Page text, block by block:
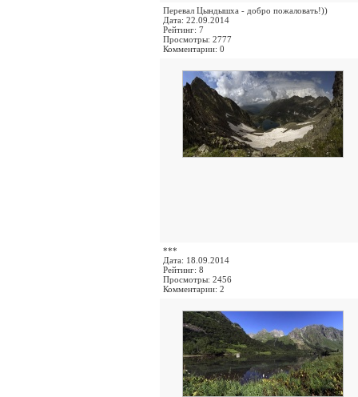
Перевал Цындышха - добро пожаловать!))
Дата: 22.09.2014
Рейтинг: 7
Просмотры: 2777
Комментарии: 0
***
Дата: 18.09.2014
Рейтинг: 8
Просмотры: 2456
Комментарии: 2